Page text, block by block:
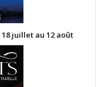
juillet au 12 août